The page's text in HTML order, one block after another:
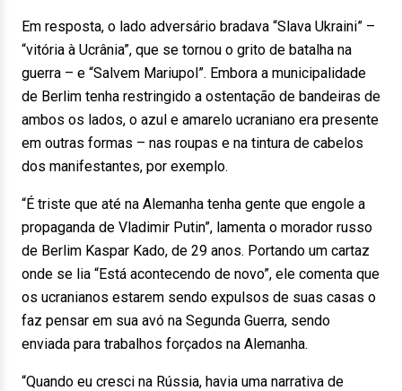
Em resposta, o lado adversário bradava “Slava Ukraini” –
“vitória à Ucrânia”, que se tornou o grito de batalha na
guerra – e “Salvem Mariupol”. Embora a municipalidade
de Berlim tenha restringido a ostentação de bandeiras de
ambos os lados, o azul e amarelo ucraniano era presente
em outras formas – nas roupas e na tintura de cabelos
dos manifestantes, por exemplo.
“É triste que até na Alemanha tenha gente que engole a
propaganda de Vladimir Putin”, lamenta o morador russo
de Berlim Kaspar Kado, de 29 anos. Portando um cartaz
onde se lia “Está acontecendo de novo”, ele comenta que
os ucranianos estarem sendo expulsos de suas casas o
faz pensar em sua avó na Segunda Guerra, sendo
enviada para trabalhos forçados na Alemanha.
“Quando eu cresci na Rússia, havia uma narrativa de